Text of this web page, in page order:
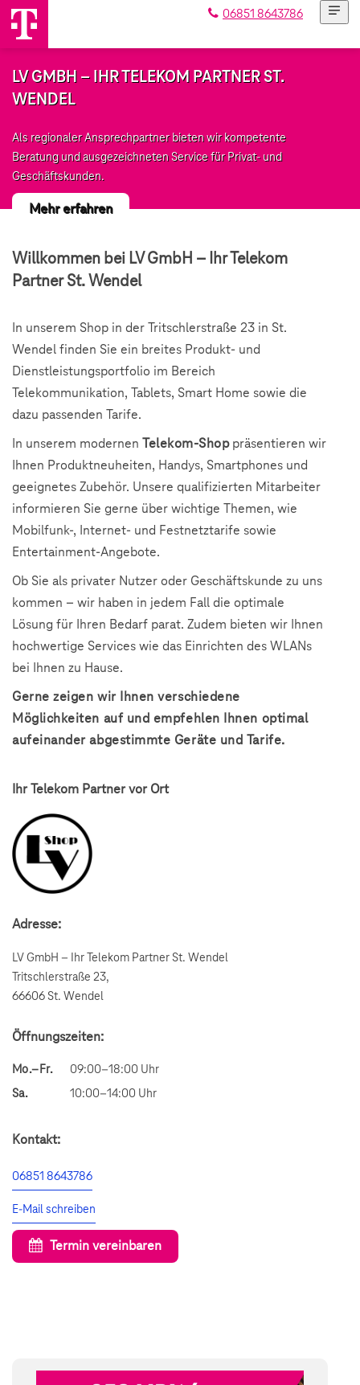
06851 8643786
LV GMBH – IHR TELEKOM PARTNER ST.
WENDEL
Als regionaler Ansprechpartner bieten wir kompetente
Beratung und ausgezeichneten Service für Privat- und
Geschäftskunden.
Mehr erfahren
Willkommen bei LV GmbH – Ihr Telekom
Partner St. Wendel
In unserem Shop in der Tritschlerstraße 23 in St.
Wendel finden Sie ein breites Produkt- und
Dienstleistungsportfolio im Bereich
Telekommunikation, Tablets, Smart Home sowie die
dazu passenden Tarife.
In unserem modernen Telekom-Shoppräsentieren wir
Ihnen Produktneuheiten, Handys, Smartphones und
geeignetes Zubehör. Unsere qualifizierten Mitarbeiter
informieren Sie gerne über wichtige Themen, wie
Mobilfunk-, Internet- und Festnetztarife sowie
Entertainment-Angebote.
Ob Sie als privater Nutzer oder Geschäftskunde zu uns
kommen – wir haben in jedem Fall die optimale
Lösung für Ihren Bedarf parat. Zudem bieten wir Ihnen
hochwertige Services wie das Einrichten des WLANs
bei Ihnen zu Hause.
Gerne zeigen wir Ihnen verschiedene
Möglichkeiten auf und empfehlen Ihnen optimal
aufeinander abgestimmte Geräte und Tarife.
Ihr Telekom Partner vor Ort
Adresse:
LV GmbH – Ihr Telekom Partner St. Wendel
Tritschlerstraße 23,
66606 St. Wendel
Öffnungszeiten:
Mo.–Fr.
09:00–18:00 Uhr
Sa.
10:00–14:00 Uhr
Kontakt:
06851 8643786
E-Mail schreiben
Termin vereinbaren